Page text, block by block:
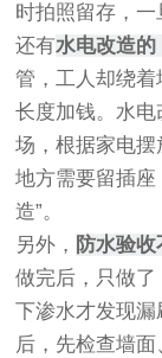
时拍照留存，一
还有水电改造的
管，工人却绕着
长度加钱。水电
场，根据家电
地方需要留插座
造”。
另外， 防水验
做完后，只做
下渗水才发现
后，先检查墙